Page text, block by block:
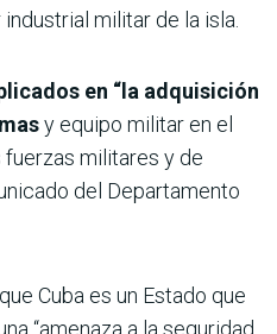
militar de la isla.
en “la adquisición
y equipo militar en el
militares y de
del Departamento
Cuba es un Estado que
“amenaza a la seguridad